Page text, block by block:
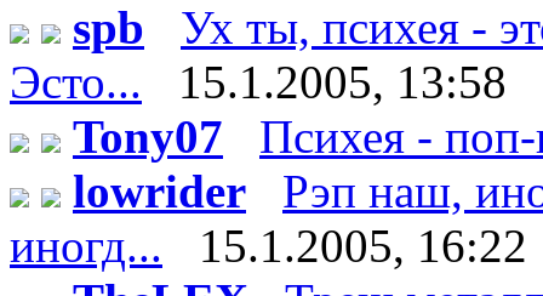
spb
Ух ты, психея -
Эсто...
15.1.2005, 13:58
Tony07
Психея -
lowrider
Рэп наш,
иногд...
15.1.2005, 16:22